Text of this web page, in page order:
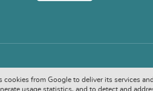
cookies from Google to deliver its services
usage statistics, and to detect and